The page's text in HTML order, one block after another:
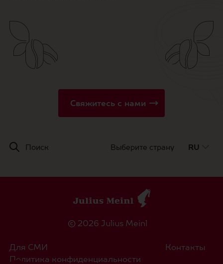
Поиск
Свяжитесь с нами
Выберите страну RU
© 2026 Julius Meinl
Для СМИ
Контакты
Политика конфиденциальности